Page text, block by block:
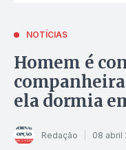
NOTÍCIAS
Homem é
ela dormia
Redação 08 abril